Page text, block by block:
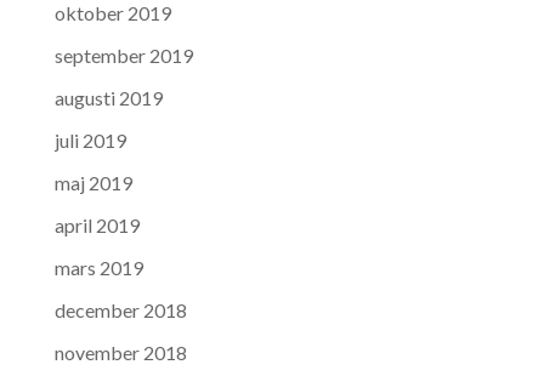
oktober 2019
september 2019
augusti 2019
juli 2019
maj 2019
april 2019
mars 2019
december 2018
november 2018